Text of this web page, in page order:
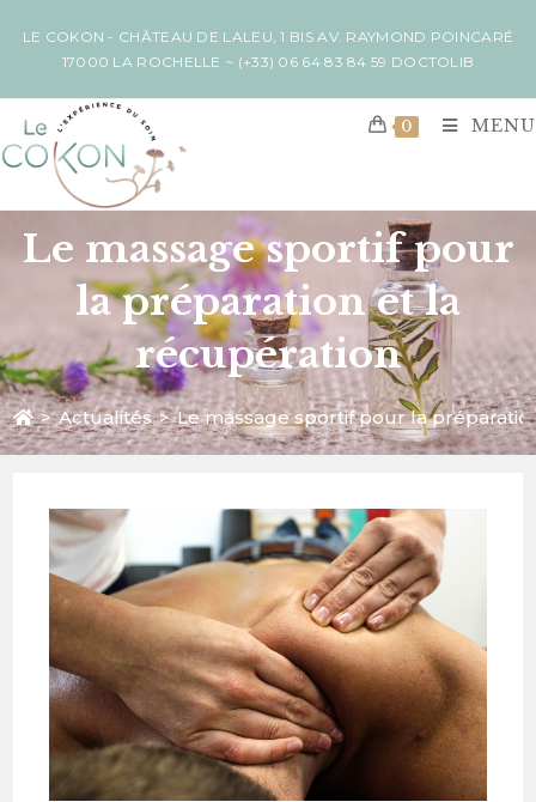
LE COKON - CHÂTEAU DE LALEU, 1 BIS AV. RAYMOND POINCARÉ
17000 LA ROCHELLE ~ (+33) 06 64 83 84 59 DOCTOLIB
0 MENU
Le massage sportif pour
la préparation et la
récupération
> Actualités > Le massage sportif pour la